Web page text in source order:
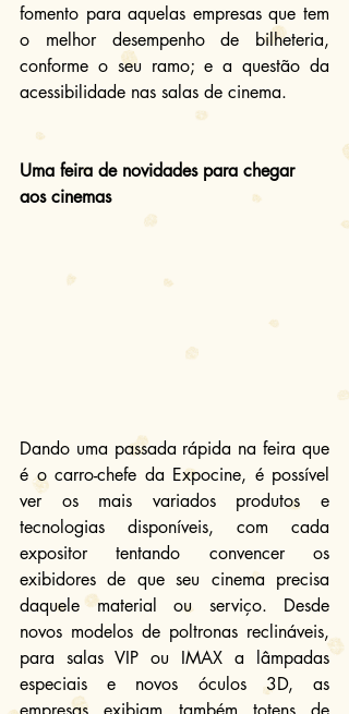
fomento para aquelas empresas que tem
o melhor desempenho de bilheteria,
conforme o seu ramo; e a questão da
acessibilidade nas salas de cinema.
Uma feira de novidades para chegar
aos cinemas
Dando uma passada rápida na feira que
é o carro-chefe da Expocine, é possível
ver os mais variados produtos e
tecnologias disponíveis, com cada
expositor tentando convencer os
exibidores de que seu cinema precisa
daquele material ou serviço. Desde
novos modelos de poltronas reclináveis,
para salas VIP ou IMAX a lâmpadas
especiais e novos óculos 3D, as